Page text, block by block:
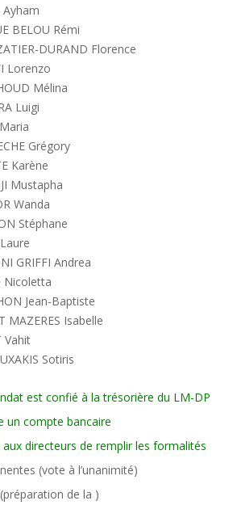
Ayham
BELOU Rémi
DURAND Florence
Lorenzo
Mélina
Luigi
Grégory
Karène
Mustapha
Wanda
Stéphane
GRIFFI Andrea
Nicoletta
Jean-Baptiste
MAZERES Isabelle
Vahit
Sotiris
est confié à la trésorière du LM-DP
un compte bancaire
directeurs de remplir les formalités
(vote à l’unanimité)
de la )